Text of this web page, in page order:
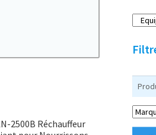
2500B Réchauffeur
r
c
e